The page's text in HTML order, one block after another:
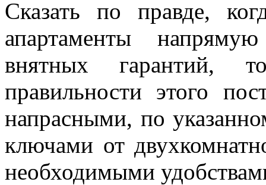
Сказать по правде,
апартаменты
внятных гарантий,
правильности этого
напрасными, по
ключами от
необходимыми